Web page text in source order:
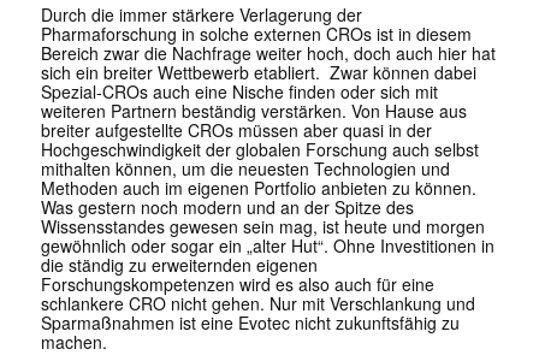
Durch die immer stärkere Verlagerung der
Pharmaforschung in solche externen CROs ist in diesem
Bereich zwar die Nachfrage weiter hoch, doch auch hier hat
sich ein breiter Wettbewerb etabliert. Zwar können dabei
Spezial-CROs auch eine Nische finden oder sich mit
weiteren Partnern beständig verstärken. Von Hause aus
breiter aufgestellte CROs müssen aber quasi in der
Hochgeschwindigkeit der globalen Forschung auch selbst
mithalten können, um die neuesten Technologien und
Methoden auch im eigenen Portfolio anbieten zu können.
Was gestern noch modern und an der Spitze des
Wissensstandes gewesen sein mag, ist heute und morgen
gewöhnlich oder sogar ein „alter Hut“. Ohne Investitionen in
die ständig zu erweiternden eigenen
Forschungskompetenzen wird es also auch für eine
schlankere CRO nicht gehen. Nur mit Verschlankung und
Sparmaßnahmen ist eine Evotec nicht zukunftsfähig zu
machen.